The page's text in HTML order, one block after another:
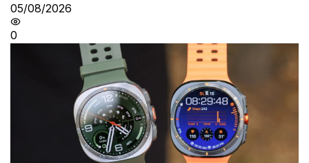
05/08/2026
0